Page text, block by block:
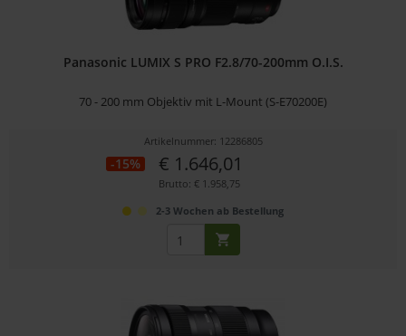
Panasonic LUMIX S PRO F2.8/70-200mm O.I.S.
70 - 200 mm Objektiv mit L-Mount (S-E70200E)
Artikelnummer: 12286805
-15% € 1.646,01
Brutto: € 1.958,75
2-3 Wochen ab Bestellung